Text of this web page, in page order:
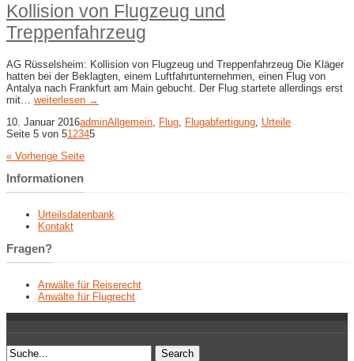
Kollision von Flugzeug und
Treppenfahrzeug
AG Rüsselsheim: Kollision von Flugzeug und Treppenfahrzeug Die Kläger
hatten bei der Beklagten, einem Luftfahrtunternehmen, einen Flug von
Antalya nach Frankfurt am Main gebucht. Der Flug startete allerdings erst
mit… weiterlesen →
10. Januar 2016adminAllgemein, Flug, Flugabfertigung, Urteile
Seite 5 von 512345
« Vorherige Seite
Informationen
Urteilsdatenbank
Kontakt
Fragen?
Anwälte für Reiserecht
Anwälte für Flugrecht